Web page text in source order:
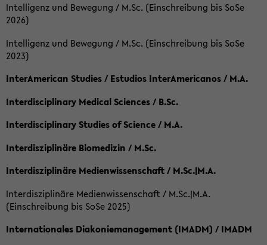
Intelligenz und Bewegung / M.Sc. (Einschreibung bis SoSe
2026)
Intelligenz und Bewegung / M.Sc. (Einschreibung bis SoSe
2023)
InterAmerican Studies / Estudios InterAmericanos / M.A.
Interdisciplinary Medical Sciences / B.Sc.
Interdisciplinary Studies of Science / M.A.
Interdisziplinäre Biomedizin / M.Sc.
Interdisziplinäre Medienwissenschaft / M.Sc.|M.A.
Interdisziplinäre Medienwissenschaft / M.Sc.|M.A.
(Einschreibung bis SoSe 2025)
Internationales Diakoniemanagement (IMADM) / IMADM